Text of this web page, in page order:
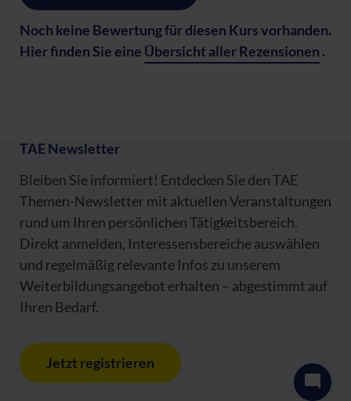
Noch keine Bewertung für diesen Kurs vorhanden.
Hier finden Sie eine Übersicht aller Rezensionen .
TAE Newsletter
Bleiben Sie informiert! Entdecken Sie den TAE
Themen-Newsletter mit aktuellen Veranstaltungen
rund um Ihren persönlichen Tätigkeitsbereich.
Direkt anmelden, Interessensbereiche auswählen
und regelmäßig relevante Infos zu unserem
Weiterbildungsangebot erhalten – abgestimmt auf
Ihren Bedarf.
Jetzt registrieren